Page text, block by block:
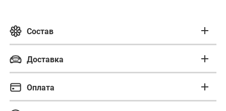
Состав
Состав букета
Доставка
Бережная доставка
точно в срок
Оплата